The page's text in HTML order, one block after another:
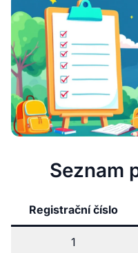
Seznam
Registrační číslo
1